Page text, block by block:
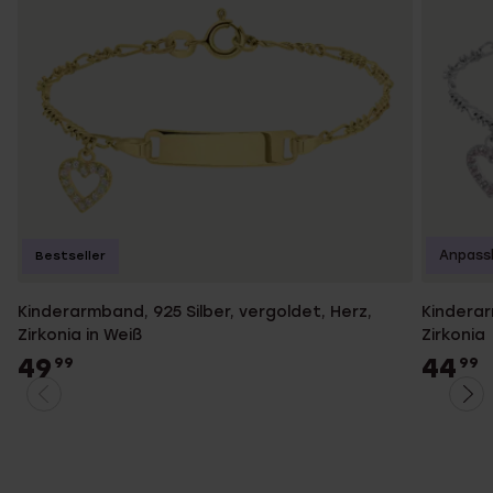
Kinderarmband, 925 Silber, vergoldet, Herz,
Zirkonia in Weiß
49 99
Bestseller
Zirkonia
44 99